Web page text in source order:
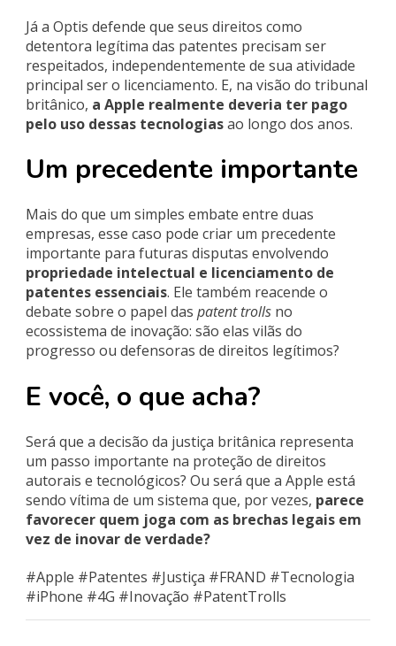
Já a Optis defende que seus direitos como
detentora legítima das patentes precisam ser
respeitados, independentemente de sua atividade
principal ser o licenciamento. E, na visão do tribunal
britânico, a Apple realmente deveria ter pago
pelo uso dessas tecnologiasao longo dos anos.
Um precedente importante
Mais do que um simples embate entre duas
empresas, esse caso pode criar um precedente
importante para futuras disputas envolvendo
propriedade intelectual e licenciamento de
patentes essenciais. Ele também reacende o
debate sobre o papel das patent trolls no
ecossistema de inovação: são elas vilãs do
progresso ou defensoras de direitos legítimos?
E você, o que acha?
Será que a decisão da justiça britânica representa
um passo importante na proteção de direitos
autorais e tecnológicos? Ou será que a Apple está
sendo vítima de um sistema que, por vezes, parece
favorecer quem joga com as brechas legais em
vez de inovar de verdade?
#Apple #Patentes #Justiça #FRAND #Tecnologia
#iPhone #4G #Inovação #PatentTrolls